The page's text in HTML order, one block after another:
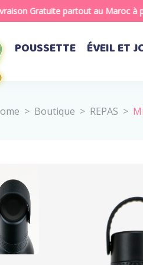
Gratuite partout au Maroc à
POUSSETTE ÉVEIL ET
> Boutique > REPAS >